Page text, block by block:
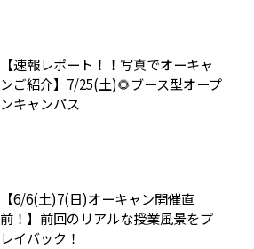
【速報レポート！！写真でオーキャ
ンご紹介】7/25(土)🌻ブース型オープ
ンキャンパス
【6/6(土)7(日)オーキャン開催直
前！】前回のリアルな授業風景をプ
レイバック！